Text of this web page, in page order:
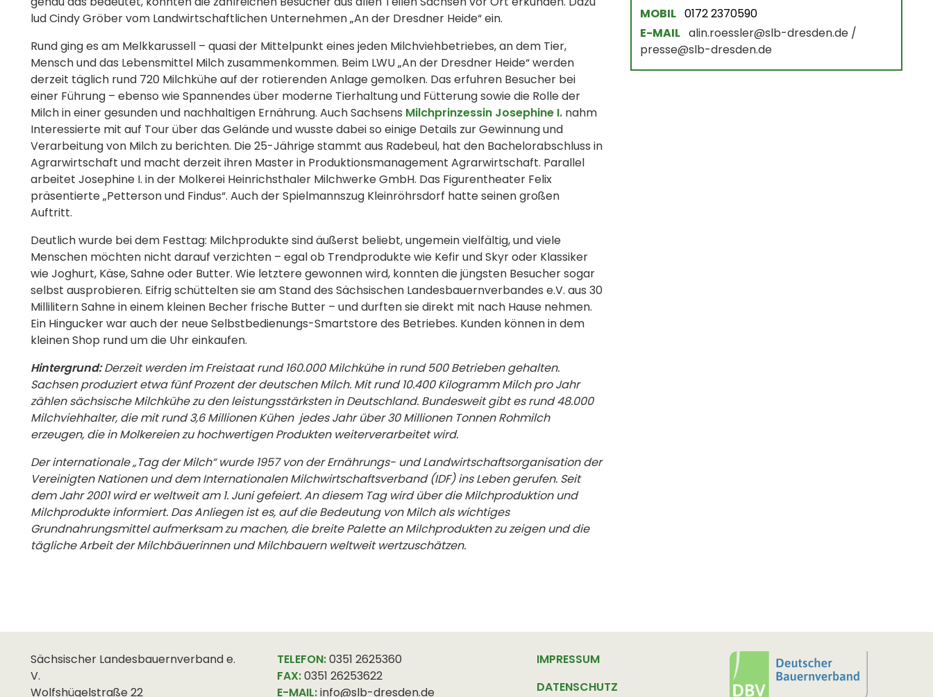
lud Cindy Gröber vom Landwirtschaftlichen Unternehmen „An der Dresdner Heide“ ein.
Rund ging es am Melkkarussell – quasi der Mittelpunkt eines jeden Milchviehbetriebes, an dem Tier,
Mensch und das Lebensmittel Milch zusammenkommen. Beim LWU „An der Dresdner Heide“ werden
derzeit täglich rund 720 Milchkühe auf der rotierenden Anlage gemolken. Das erfuhren Besucher bei
einer Führung – ebenso wie Spannendes über moderne Tierhaltung und Fütterung sowie die Rolle der
Milch in einer gesunden und nachhaltigen Ernährung. Auch Sachsens Milchprinzessin Josephine I. nahm
Interessierte mit auf Tour über das Gelände und wusste dabei so einige Details zur Gewinnung und
Verarbeitung von Milch zu berichten. Die 25-Jährige stammt aus Radebeul, hat den Bachelorabschluss in
Agrarwirtschaft und macht derzeit ihren Master in Produktionsmanagement Agrarwirtschaft. Parallel
arbeitet Josephine I. in der Molkerei Heinrichsthaler Milchwerke GmbH. Das Figurentheater Felix
präsentierte „Petterson und Findus“. Auch der Spielmannszug Kleinröhrsdorf hatte seinen großen
Auftritt.
Deutlich wurde bei dem Festtag: Milchprodukte sind äußerst beliebt, ungemein vielfältig, und viele
Menschen möchten nicht darauf verzichten – egal ob Trendprodukte wie Kefir und Skyr oder Klassiker
wie Joghurt, Käse, Sahne oder Butter. Wie letztere gewonnen wird, konntendie jüngsten Besucher sogar
selbst ausprobieren. Eifrig schüttelten sie am Stand des Sächsischen Landesbauernverbandes e.V. aus 30
Millilitern Sahne in einem kleinen Becher frische Butter – und durften sie direkt mit nach Hause nehmen.
Ein Hingucker war auch der neue Selbstbedienungs-Smartstore des Betriebes. Kunden können in dem
kleinen Shop rund um die Uhr einkaufen.
Hintergrund:Derzeit werden im Freistaat rund 160.000 Milchkühe in rund 500 Betrieben gehalten.
Sachsen produziert etwa fünf Prozent der deutschen Milch. Mit rund 10.400 Kilogramm Milch pro Jahr
zählen sächsische Milchkühe zu den leistungsstärksten in Deutschland. Bundesweit gibt es rund 48.000
Milchviehhalter, die mit rund 3,6 Millionen Kühen jedes Jahr über 30 Millionen Tonnen Rohmilch
erzeugen, die in Molkereien zu hochwertigen Produkten weiterverarbeitet wird.
Der internationale „Tag der Milch“ wurde 1957 von der Ernährungs- und Landwirtschaftsorganisation der
Vereinigten Nationen und dem Internationalen Milchwirtschaftsverband (IDF) ins Leben gerufen. Seit
dem Jahr 2001 wird er weltweit am 1. Juni gefeiert. An diesem Tag wird über die Milchproduktion und
Milchprodukte informiert. Das Anliegen ist es, auf die Bedeutung von Milch als wichtiges
Grundnahrungsmittel aufmerksam zu machen, die breite Palette an Milchprodukten zu zeigen und die
tägliche Arbeit der Milchbäuerinnen und Milchbauern weltweit wertzuschätzen.
MOBIL 0172 2370590
E-MAIL alin.roessler@slb-dresden.de /
presse@slb-dresden.de
Sächsischer Landesbauernverband e.
V.
Wolfshügelstraße 22
TELEFON:0351 2625360
FAX:0351 26253622
E-MAIL:info@slb-dresden.de
IMPRESSUM
DATENSCHUTZ